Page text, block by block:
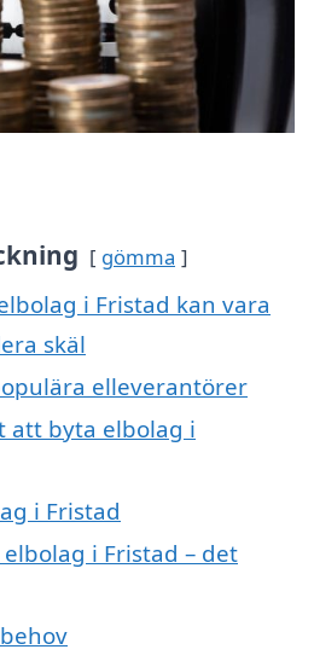
gömma
i Fristad kan vara
skäl
elleverantörer
att byta elbolag i
i Fristad
i Fristad – det